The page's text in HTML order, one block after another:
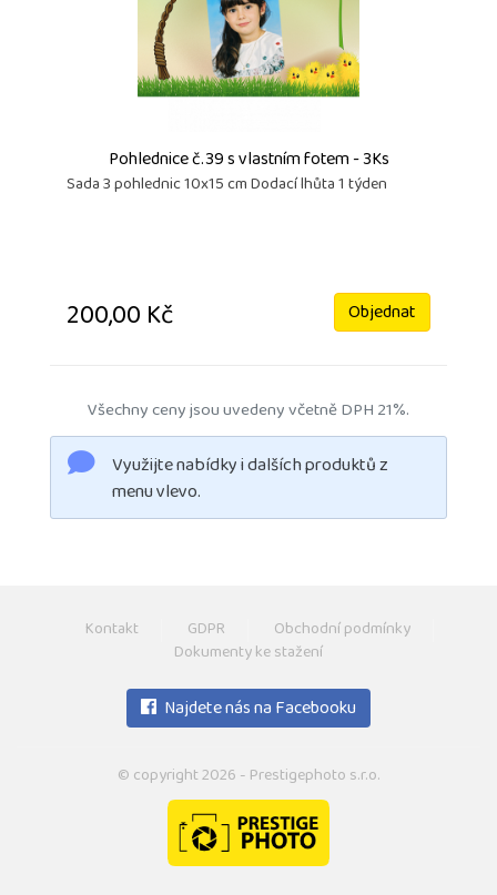
Pohlednice č.39 s vlastním fotem - 3Ks
Sada 3 pohlednic 10x15 cm Dodací lhůta 1 týden
200,00 Kč Objednat
Všechny ceny jsou uvedeny včetně DPH 21%.
Využijte nabídky i dalších produktů z
menu vlevo.
Kontakt GDPR Obchodní podmínky
Dokumenty ke stažení
Najdete nás na Facebooku
© copyright 2026 - Prestigephoto s.r.o.